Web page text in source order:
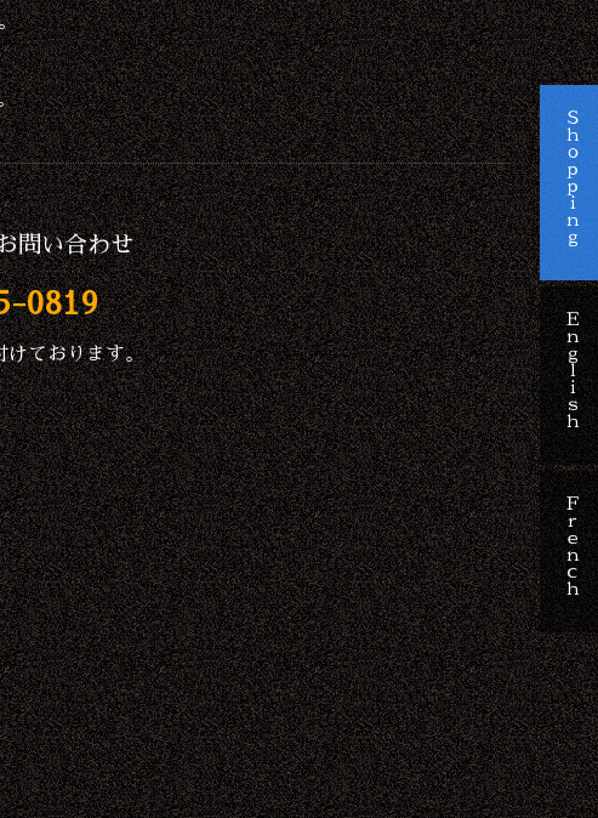
問い合わせ
0819
けております。
Ｓｈｏｐｐｉｎｇ
Ｅｎｇｌｉｓｈ
Ｆｒｅｎｃｈ